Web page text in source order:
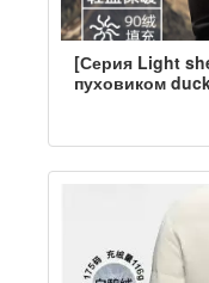
[Серия Light
пуховиком
женщин с